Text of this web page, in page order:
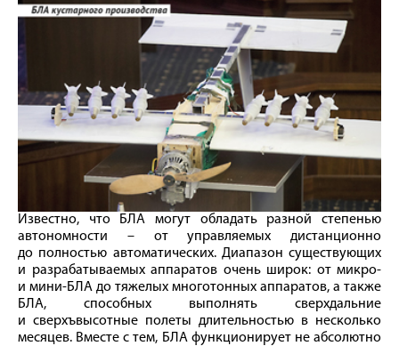
Известно, что БЛА могут обладать разной степенью
автономности – от управляемых дистанционно
до полностью автоматических. Диапазон существующих
и разрабатываемых аппаратов очень широк: от микро-
и мини-БЛА до тяжелых многотонных аппаратов, а также
БЛА, способных выполнять сверхдальние
и сверхъвысотные полеты длительностью в несколько
месяцев. Вместе с тем, БЛА функционирует не абсолютно